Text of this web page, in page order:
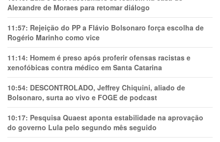
Alexandre de Moraes para retomar diálogo
11:57: Rejeição do PP a Flávio Bolsonaro força escolha de
Rogério Marinho como vice
11:14: Homem é preso após proferir ofensas racistas e
xenofóbicas contra médico em Santa Catarina
10:54: DESCONTROLADO, Jeffrey Chiquini, aliado de
Bolsonaro, surta ao vivo e FOGE de podcast
10:17: Pesquisa Quaest aponta estabilidade na aprovação
do governo Lula pelo segundo mês seguido